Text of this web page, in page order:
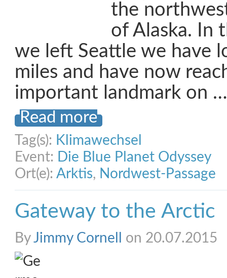
the
of Alaska. In
we left Seattle we have
miles and have now
important landmark on …
Read more
Tag(s): Klimawechsel
Event: Die Blue Planet Odyssey
Ort(e): Arktis, Nordwest-Passage
Gateway to the Arctic
ByJimmy Cornell on 20.07.2015